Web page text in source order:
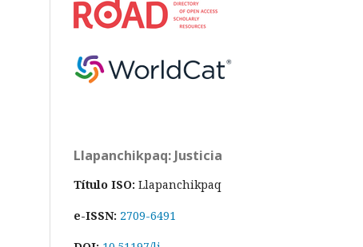
Llapanchikpaq: Justicia
Título ISO: Llapanchikpaq
e-ISSN: 2709-6491